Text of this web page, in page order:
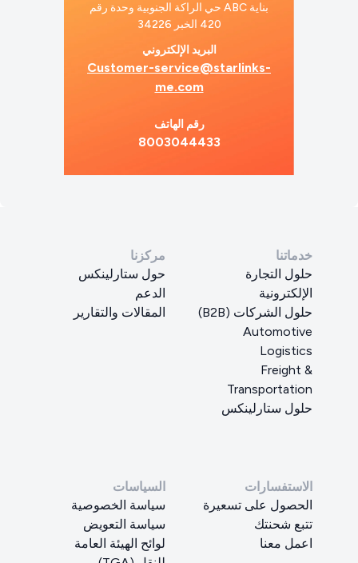
بناية ABC حي الراكة الجنوبية وحدة رقم
420 الخبر 34226
البريد الإلكتروني
Customer-service@starlinks-
me.com
رقم الهاتف
8003044433
خدماتنا
حلول التجارة
الإلكترونية
حلول الشركات (B2B)
Automotive
Logistics
Freight &
Transportation
حلول ستارلينكس
مركزنا
حول ستارلينكس
الدعم
المقالات والتقارير
الاستفسارات
الحصول على تسعيرة
تتبع شحنتك
اعمل معنا
السياسات
سياسة الخصوصية
سياسة التعويض
لوائح الهيئة العامة